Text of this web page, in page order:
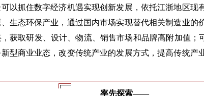
以抓住数字经济机遇实现创新发展，依托江浙地区现
生态环保产业，通过国内市场实现替代相关制造业的
获取研发、设计、物流、销售市场和品牌高附加值；
型商业业态，改变传统产业的发展方式，提高传统产
率先探索——